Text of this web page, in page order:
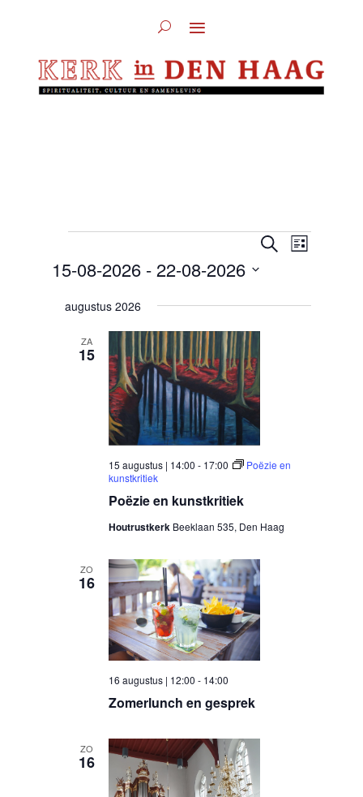
Zoeken
weergeven
navigatie
Zoeken
Lijst
15-08-2026 - 22-08-2026
datum.
augustus 2026
ZA
15
Poëzie en kunstkritiek
15 augustus | 14:00 - 17:00
Poëzie en
kunstkritiek
Houtrustkerk Beeklaan 535, Den Haag
ZO
16
Zomerlunch en gesprek
16 augustus | 12:00 - 14:00
ZO
16